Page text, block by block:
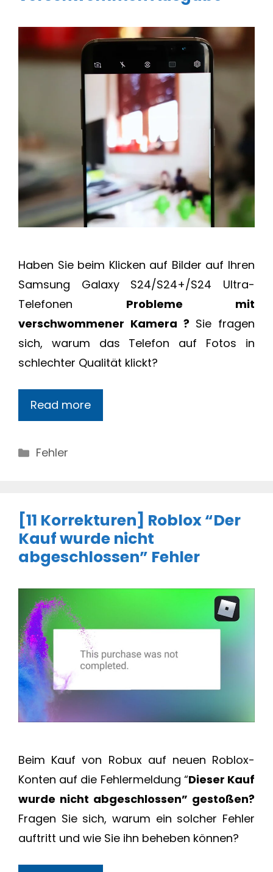
Haben Sie beim Klicken auf Bilder auf Ihren
Samsung Galaxy S24/S24+/S24 Ultra-
Telefonen Probleme mit
verschwommener Kamera ? Sie fragen
sich, warum das Telefon auf Fotos in
schlechter Qualität klickt?
Read more
Categories
Fehler
[11 Korrekturen] Roblox “Der
Kauf wurde nicht
abgeschlossen” Fehler
Beim Kauf von Robux auf neuen Roblox-
Konten auf die Fehlermeldung “Dieser Kauf
wurde nicht abgeschlossen” gestoßen?
Fragen Sie sich, warum ein solcher Fehler
auftritt und wie Sie ihn beheben können?